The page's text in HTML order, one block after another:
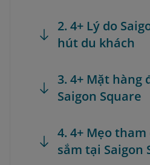
2. 4+ Lý do
hút du khách
3. 4+ Mặt hàng
Saigon Square
4. 4+ Mẹo
sắm tại Saigon